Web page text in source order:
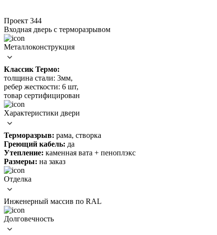
Проект 344
Входная дверь c терморазрывом
Металлоконструкция
Классик Термо:
толщина стали: 3мм,
ребер жесткости: 6 шт,
товар сертифицирован
Характеристики двери
Терморазрыв: рама, створка
Греющий кабель: да
Утепление: каменная вата + пеноплэкс
Размеры: на заказ
Отделка
Инженерный массив по RAL
Долговечность